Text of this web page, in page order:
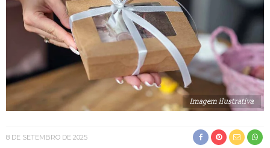
Imagem ilustrativa
8 DE SETEMBRO DE 2025